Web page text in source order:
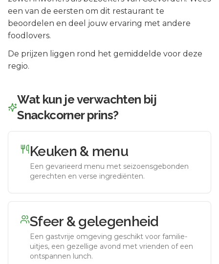
een van de eersten om dit restaurant te
beoordelen en deel jouw ervaring met andere
foodlovers.
De prijzen liggen rond het gemiddelde voor deze
regio.
Wat kun je verwachten bij
Snackcorner prins?
Keuken & menu
Een gevarieerd menu met seizoensgebonden
gerechten en verse ingrediënten.
Sfeer & gelegenheid
Een gastvrije omgeving geschikt voor familie-
uitjes, een gezellige avond met vrienden of een
ontspannen lunch.